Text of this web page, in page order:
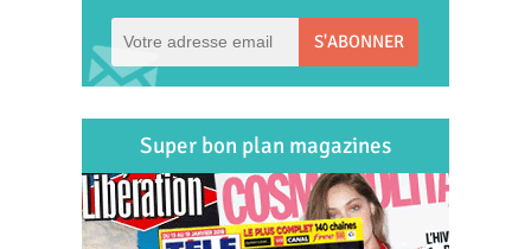
S'ABONNER
Super bon plan magazines